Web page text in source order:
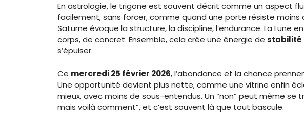
En astrologie, le trigone est souvent décrit comme un aspect
facilement, sans forcer, comme quand une porte résiste moins
Saturne évoque la structure, la discipline, l’endurance. La Lune
corps, de concret. Ensemble, cela crée une énergie de stabilité
s’épuiser.
Ce mercredi 25 février 2026, l’abondance et la chance
Une opportunité devient plus nette, comme une vitrine enfin
mieux, avec moins de sous-entendus. Un “non” peut même se
mais voilà comment”, et c’est souvent là que tout bascule.